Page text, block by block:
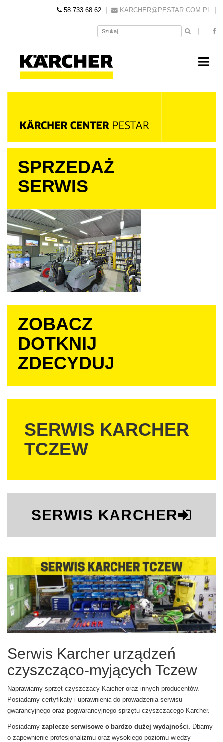
58 733 68 62 KARCHER@PESTAR.COM.PL
KONTAKT
SERWIS I WSPARCIE
WYPOŻYCZALNIA
PORADY
HOME&GARDEN
PROFESSIONAL
SPRZEDAŻ
SERWIS
ZOBACZ
DOTKNIJ
ZDECYDUJ
SERWIS KARCHER
TCZEW
SERWIS KARCHER
Serwis Karcher urządzeń
czyszcząco-myjących Tczew
Naprawiamy sprzęt czyszczący Karcher oraz innych producentów.
Posiadamy certyfikaty i uprawnienia do prowadzenia serwisu
gwarancyjnego oraz pogwarancyjnego sprzętu czyszczącego Karcher.
Posiadamy zaplecze serwisowe o bardzo dużej wydajności. Dbamy
o zapewnienie profesjonalizmu oraz wysokiego poziomu wiedzy